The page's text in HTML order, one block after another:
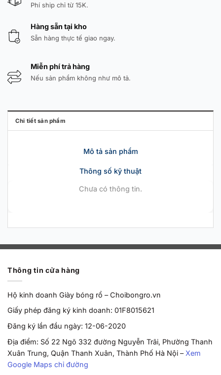
Phí ship chỉ từ 15K.
Hàng sẵn tại kho
Sẵn hàng thực tế giao ngay.
Miễn phí trả hàng
Nếu sản phẩm không như mô tả.
Chi tiết sản phẩm
Mô tả sản phẩm
Thông số kỹ thuật
Chưa có thông tin.
Thông tin cửa hàng
Hộ kinh doanh Giày bóng rổ – Choibongro.vn
Giấy phép đăng ký kinh doanh: 01F8015621
Đăng ký lần đầu ngày: 12-06-2020
Địa điểm: Số 22 Ngõ 332 đường Nguyễn Trãi, Phường Thanh
Xuân Trung, Quận Thanh Xuân, Thành Phố Hà Nội – Xem
Google Maps chỉ đường